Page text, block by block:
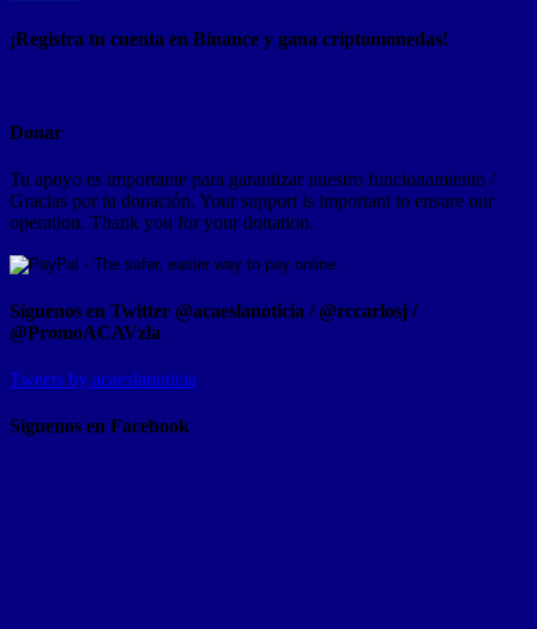
¡Registra tu cuenta en Binance y gana criptomonedas!
Donar
Tu apoyo es importante para garantizar nuestro funcionamiento /
Gracias por tu donación. Your support is important to ensure our
operation. Thank you for your donation.
Síguenos en Twitter @acaeslanoticia / @rccarlosj /
@PromoACAVzla
Tweets by acaeslanoticia
Siguenos en Facebook